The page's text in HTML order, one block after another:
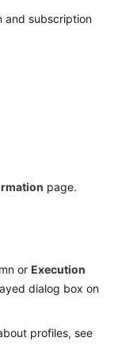
and subscription
page.
orExecution
dialog box on
profiles, see